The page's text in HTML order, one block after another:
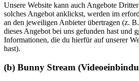
Unsere Website kann auch Angebote
solches Angebot anklickst, werden im
an den jeweiligen Anbieter übertragen (z.
dieses Angebot bei uns gefunden hast und
Informationen, die du hierfür auf unserer
hast).
(b) Bunny Stream